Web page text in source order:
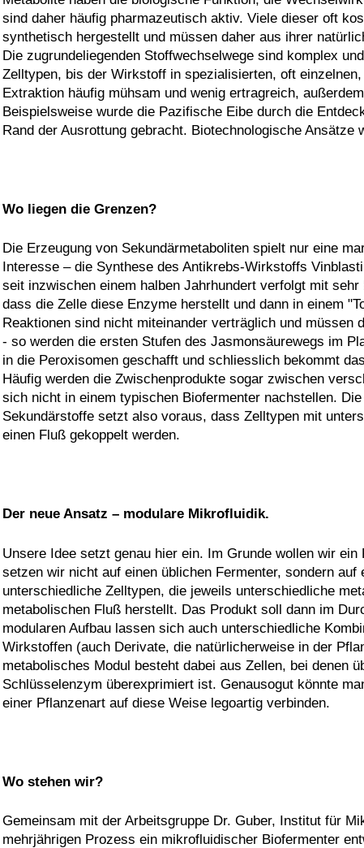
sind daher häufig pharmazeutisch aktiv. Viele dieser oft
synthetisch hergestellt und müssen daher aus ihrer
Die zugrundeliegenden Stoffwechselwege sind komplex
Zelltypen, bis der Wirkstoff in spezialisierten, oft
Extraktion häufig mühsam und wenig ertragreich,
Beispielsweise wurde die Pazifische Eibe durch die
Rand der Ausrottung gebracht. Biotechnologische Ansätze
Wo liegen die Grenzen?
Die Erzeugung von Sekundärmetaboliten spielt nur eine
Interesse – die Synthese des Antikrebs-Wirkstoffs
seit inzwischen einem halben Jahrhundert verfolgt mit
dass die Zelle diese Enzyme herstellt und dann in einem
Reaktionen sind nicht miteinander verträglich und müssen
- so werden die ersten Stufen des Jasmonsäurewegs im
in die Peroxisomen geschafft und schliesslich bekommt
Häufig werden die Zwischenprodukte sogar zwischen
sich nicht in einem typischen Biofermenter nachstellen.
Sekundärstoffe setzt also voraus, dass Zelltypen mit
einen Fluß gekoppelt werden.
Der neue Ansatz – modulare Mikrofluidik.
Unsere Idee setzt genau hier ein. Im Grunde wollen wir
setzen wir nicht auf einen üblichen Fermenter, sondern
unterschiedliche Zelltypen, die jeweils unterschiedliche
metabolischen Fluß herstellt. Das Produkt soll dann im
modularen Aufbau lassen sich auch unterschiedliche
Wirkstoffen (auch Derivate, die natürlicherweise in der
metabolisches Modul besteht dabei aus Zellen, bei denen
Schlüsselenzym überexprimiert ist. Genausogut könnte
einer Pflanzenart auf diese Weise legoartig verbinden.
Wo stehen wir?
Gemeinsam mit der Arbeitsgruppe Dr. Guber, Institut für
mehrjährigen Prozess ein mikrofluidischer Biofermenter